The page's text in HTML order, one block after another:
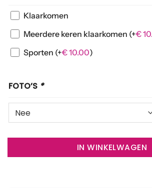
Klaarkomen
Meerdere keren klaarkomen (+€
Sporten (+€10.00)
FOTO’S *
IN WINKELWAGEN